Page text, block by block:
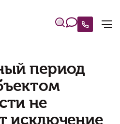
период
не
исключение